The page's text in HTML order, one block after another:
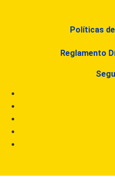
Políticas
Reglamento